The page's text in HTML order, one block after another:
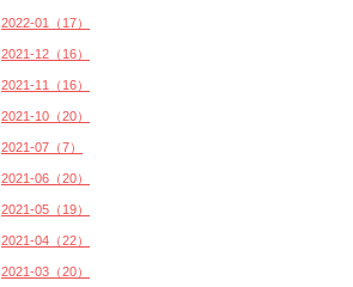
2022-01（17）
2021-12（16）
2021-11（16）
2021-10（20）
2021-07（7）
2021-06（20）
2021-05（19）
2021-04（22）
2021-03（20）